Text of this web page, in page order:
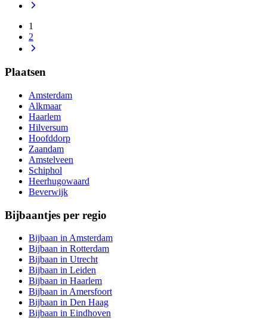
1
2
Plaatsen
Amsterdam
Alkmaar
Haarlem
Hilversum
Hoofddorp
Zaandam
Amstelveen
Schiphol
Heerhugowaard
Beverwijk
Bijbaantjes per regio
Bijbaan in Amsterdam
Bijbaan in Rotterdam
Bijbaan in Utrecht
Bijbaan in Leiden
Bijbaan in Haarlem
Bijbaan in Amersfoort
Bijbaan in Den Haag
Bijbaan in Eindhoven